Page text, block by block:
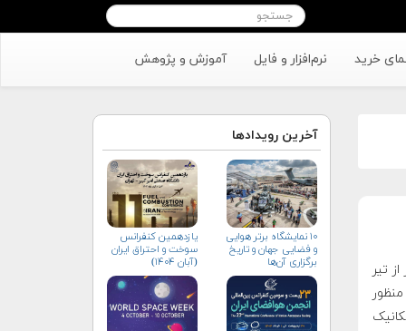
خرید نرم‌افزار و فایل آموزش و پژوهش
تیر
منظور
آخرین رویدادها
۱۰ نمایشگاه برتر هوایی
و فضایی جهان و تاریخ
برگزاری آن‌ها
یازدهمین کنفرانس
سوخت و احتراق ایران
(آبان‌ ۱۴۰۴)